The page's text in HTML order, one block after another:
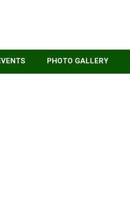
PHOTO GALLERY